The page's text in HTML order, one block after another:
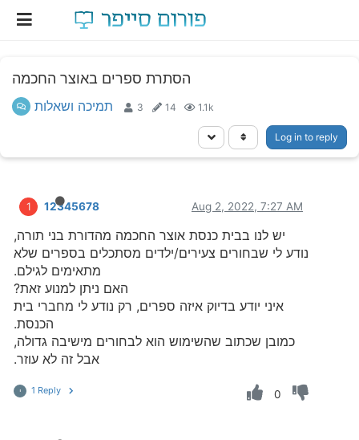
הסתרת ספרים באוצר החכמה
תמיכה ושאלות 3 14 1.1k
Log in to reply
1 12345678 Aug 2, 2022, 7:27 AM
יש לנו בבית כנסת אוצר החכמה מהדורת בני תורה,
נודע לי שבחורים צעירים/ילדים מסתכלים בספרים שלא
מתאימים לגילם.
האם ניתן למנוע זאת?
איני יודע בדיוק איזה ספרים, רק נודע לי מחברי בית
הכנסת.
כמובן שכתוב שהשימוש הוא לבחורים מישיבה גדולה,
אבל זה לא עוזר.
י 1 Reply 0